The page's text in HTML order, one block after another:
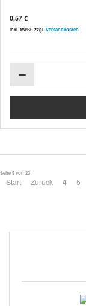
0,57 €
inkl. MwSt. zzgl. Versandkosten
Seite 9 von 23
Start Zurück 4 5